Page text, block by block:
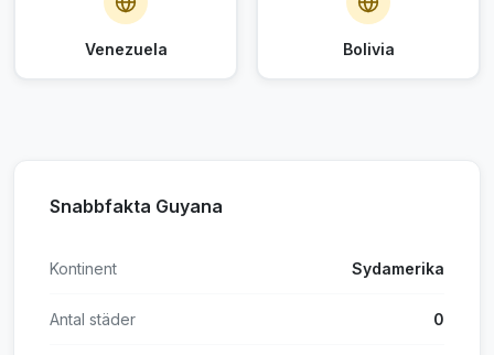
Venezuela Bolivia
Snabbfakta Guyana
Kontinent Sydamerika
Antal städer 0